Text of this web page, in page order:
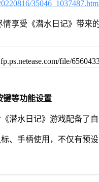
享受《潜水日记》带来的
键等功能设置
潜水日记》游戏配备了
、手柄使用，不仅有预